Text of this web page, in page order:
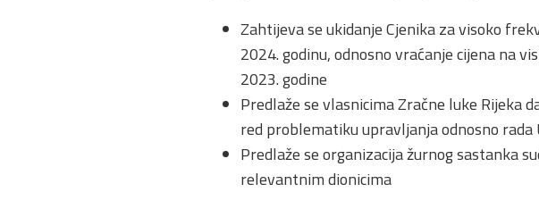
Zahtijeva se ukidanje Cjenika za visoko
2024. godinu, odnosno vraćanje cijena na
2023. godine
Predlaže se vlasnicima Zračne luke Rijeka
red problematiku upravljanja odnosno rada
Predlaže se organizacija žurnog sastanka
relevantnim dionicima